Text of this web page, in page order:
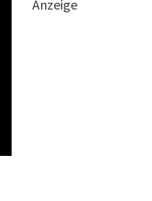
Anzeige